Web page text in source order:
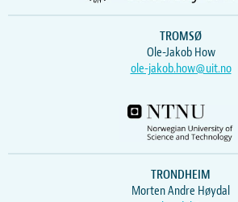
TROMSØ
Ole-Jakob How
ole-jakob.how@uit.no
TRONDHEIM
Morten Andre Høydal